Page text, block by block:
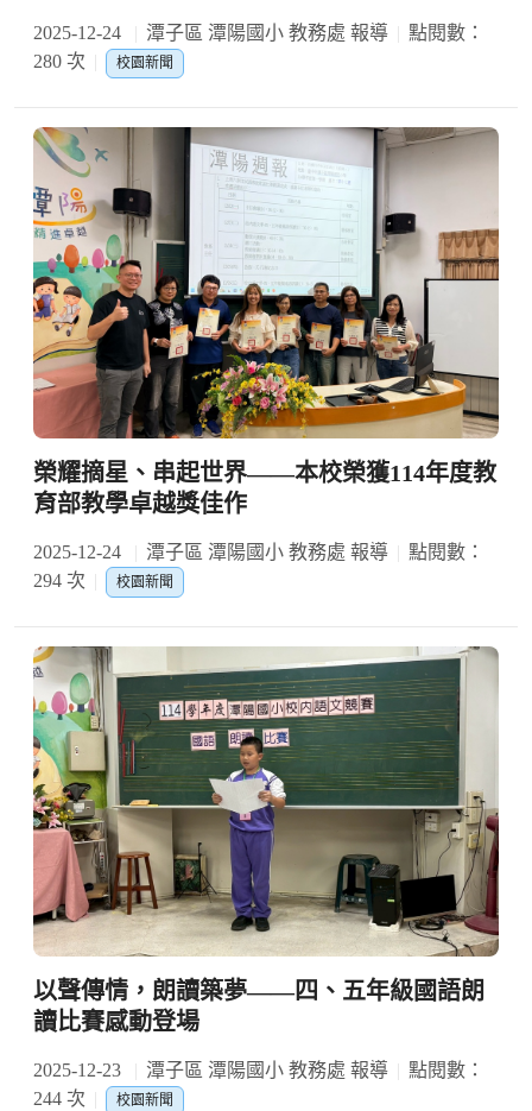
2025-12-24 潭子區 潭陽國小 教務處 報導
點閱數：
280 次
校園新聞
榮耀摘星、串起世界——本校榮獲114年度教
育部教學卓越獎佳作
2025-12-24 潭子區 潭陽國小 教務處 報導
點閱數：
294 次
校園新聞
以聲傳情，朗讀築夢——四、五年級國語朗
讀比賽感動登場
2025-12-23 潭子區 潭陽國小 教務處 報導
點閱數：
244 次
校園新聞